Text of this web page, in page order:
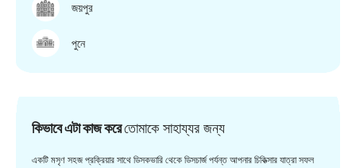
জয়পুর
পুনে
কিভাবে এটা কাজ করেতোমাকে সাহায্যর জন্য
একটি মসৃণ সহজ প্রক্রিয়ার সাথে ডিসকভারি থেকে ডিসচার্জ পর্যন্ত আপনার চিকিত্সার যাত্রা সফল